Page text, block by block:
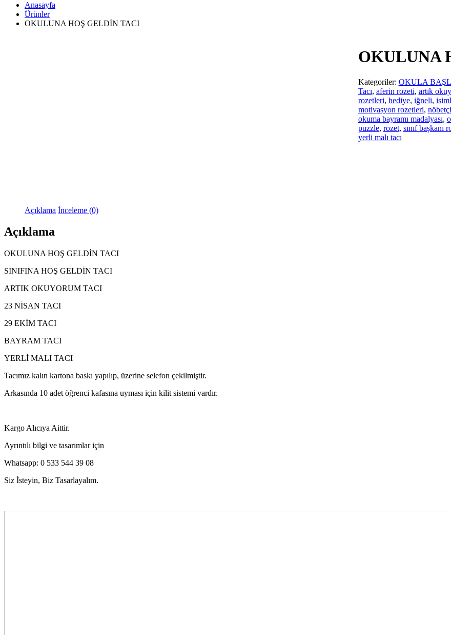
Anasayfa
Ürünler
OKULUNA HOŞ GELDİN TACI
OKULUNA
Kategoriler: OKULA
Tacı, aferin rozeti, artık
rozetleri, hediye, iğneli,
motivasyon rozetleri,
okuma bayramı madalyası,
puzzle, rozet, sınıf başkanı
yerli malı tacı
Açıklama İnceleme (0)
Açıklama
OKULUNA HOŞ GELDİN TACI
SINIFINA HOŞ GELDİN TACI
ARTIK OKUYORUM TACI
23 NİSAN TACI
29 EKİM TACI
BAYRAM TACI
YERLİ MALI TACI
Tacımız kalın kartona baskı yapılıp, üzerine selefon çekilmiştir.
Arkasında 10 adet öğrenci kafasına uyması için kilit sistemi vardır.
Kargo Alıcıya Aittir.
Ayrıntılı bilgi ve tasarımlar için
Whatsapp: 0 533 544 39 08
Siz İsteyin, Biz Tasarlayalım.